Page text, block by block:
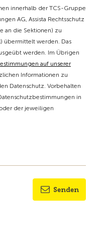
innerhalb der TCS-Gruppe
AG, Assista Rechtsschutz
an die Sektionen) zu
übermittelt werden. Das
werden. Im Übrigen
auf unserer
Informationen zu
Datenschutz. Vorbehalten
in
der jeweiligen
Senden